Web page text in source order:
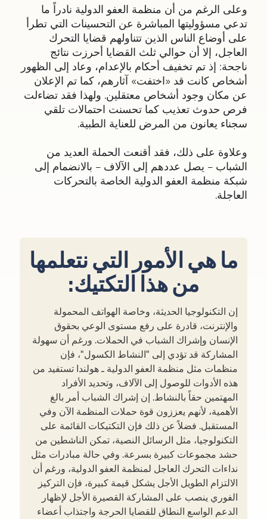
وعلى الرغم من أن منظمة العفو الدولية نادراً ما
تدعي مسؤوليتها المباشرة عن التحسينات التي تطرأ
على أوضاع الناس الذين تتناولهم قضايا التحرك
العاجل، إلا أن حوالي ثلث القضايا أحرزت نتائج
ناجحة: إذ تم تخفيف أحكام بالإعدام، وعاد إلى الظهور
أشخاص كانت قد «اختفت» آثارهم، كما تم الإعلان
عن مكان وجود أشخاص معتقلين. ولهذا فقد تضاءلت
فرص حدوث تعذيب كما تحسنت احتمالات تلقي
سجناء يعانون من المرض للعناية الطبية.
وعلاوة على ذلك، فقد أقنعت الحملة العديد من
الشباب – يصل عددهم إلى الآلاف – بالانضمام إلى
شبكة منظمة العفو الدولية الخاصة بالتحركات
العاجلة.
ما هي الأمور التي نتعلمها
من هذا التكتيك:
إن التكنولوجيا الحديثة، وخاصة الهواتف المحمولة
والإنترنت، قادرة على رفع مستوى الوعي بحقوق
الإنسان وإشراك الشباب في الحملات. ورغم أن سهولة
المشاركة قد تؤدي إلى "النشاط الكسول"، فإن
منظمات مثل منظمة العفو الدولية ـ هولندا تستفيد من
هذه الأدوات للوصول إلى الآلاف، وتحديد الأفراد
المهتمين حقاً بالنشاط. إن إشراك الشباب أمر بالغ
الأهمية، لأنهم يعززون قوة حملات المنظمة الآن وفي
المستقبل. فضلاً عن ذلك فإن التكتيكات القائمة على
التكنولوجيا، مثل الرسائل النصية، تمكن الناشطين من
حشد مجموعات كبيرة بسرعة. وفي حالة مبادرات مثل
نداءات التحرك العاجل لمنظمة العفو الدولية، ورغم أن
الالتزام الطويل الأجل يشكل قيمة كبيرة، فإن التركيز
الفوري ينصب على المشاركة القصيرة الأجل لإظهار
الدعم الواسع النطاق للقضايا الحرجة واجتذاب أعضاء